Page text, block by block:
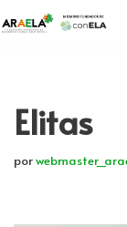
Elitas
por